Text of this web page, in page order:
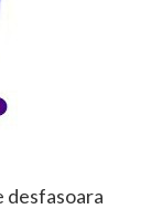
desfasoara